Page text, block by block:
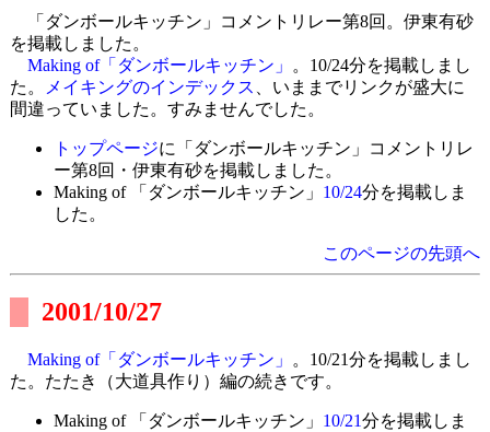
「ダンボールキッチン」コメントリレー第8回。伊東有砂
を掲載しました。
Making of「ダンボールキッチン」
。10/24分を掲載しまし
た。
メイキングのインデックス
、いままでリンクが盛大に
間違っていました。すみませんでした。
トップページに「ダンボールキッチン」コメントリレ
ー第8回・伊東有砂を掲載しました。
Making of 「ダンボールキッチン」 10/24分を掲載しま
した。
このページの先頭へ
2001/10/27
Making of「ダンボールキッチン」
。10/21分を掲載しまし
た。たたき（大道具作り）編の続きです。
Making of 「ダンボールキッチン」 10/21分を掲載しま